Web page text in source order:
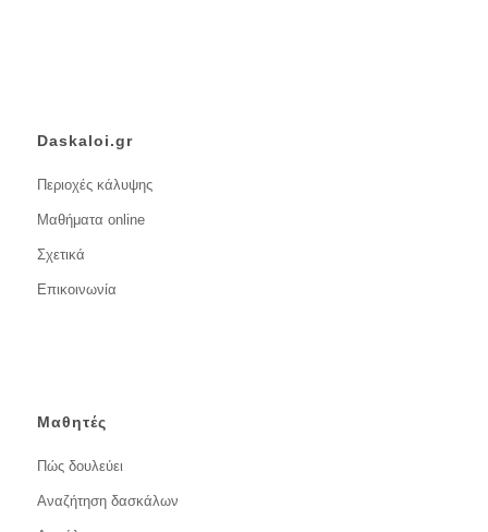
Daskaloi.gr
Περιοχές κάλυψης
Μαθήματα online
Σχετικά
Επικοινωνία
Μαθητές
Πώς δουλεύει
Αναζήτηση δασκάλων